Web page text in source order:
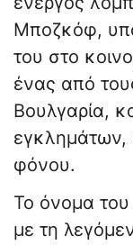
Μποζκόφ,
του στο
ένας από
Βουλγαρία,
εγκλημάτων,
φόνου.
Το όνομα του
με τη